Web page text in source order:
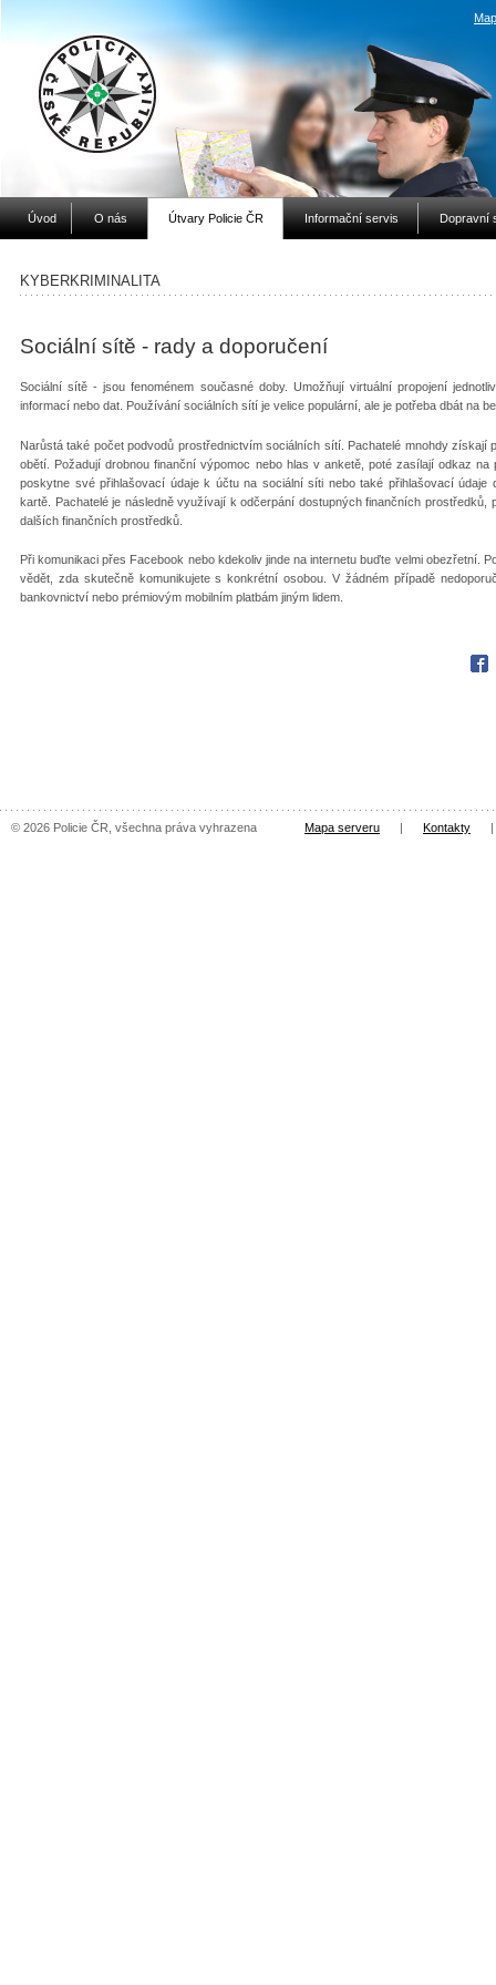
Úvod O nás Útvary Policie ČR Informační servis Dopravní
KYBERKRIMINALITA
Sociální sítě - rady a doporučení
Sociální sítě - jsou fenoménem současné doby. Umožňují virtuální propojení
informací nebo dat. Používání sociálních sítí je velice populární, ale je potřeba dbát na
Narůstá také počet podvodů prostřednictvím sociálních sítí. Pachatelé mnohdy
obětí. Požadují drobnou finanční výpomoc nebo hlas v anketě, poté zasílají odkaz
poskytne své přihlašovací údaje k účtu na sociální síti nebo také přihlašovací údaje
kartě. Pachatelé je následně využívají k odčerpání dostupných finančních
dalších finančních prostředků.
Při komunikaci přes Facebook nebo kdekoliv jinde na internetu buďte velmi obezřetní.
vědět, zda skutečně komunikujete s konkrétní osobou. V žádném případě
bankovnictví nebo prémiovým mobilním platbám jiným lidem.
© 2026 Policie ČR, všechna práva vyhrazena Mapa serveru | Kontakty |